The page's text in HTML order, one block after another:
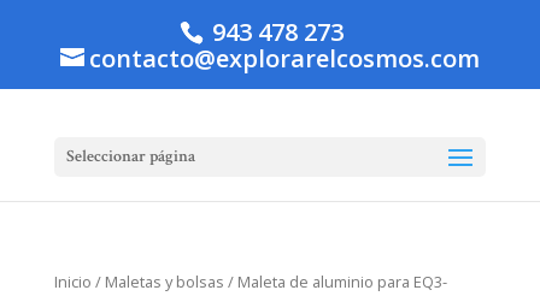
943 478 273
contacto@explorarelcosmos.com
Seleccionar página
Inicio / Maletas y bolsas / Maleta de aluminio para EQ3-